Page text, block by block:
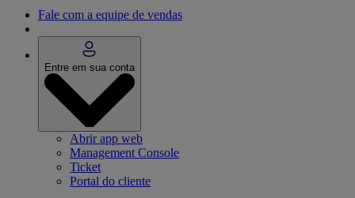
Fale com a equipe de vendas
Entre em sua conta
Abrir app web
Management Console
Ticket
Portal do cliente